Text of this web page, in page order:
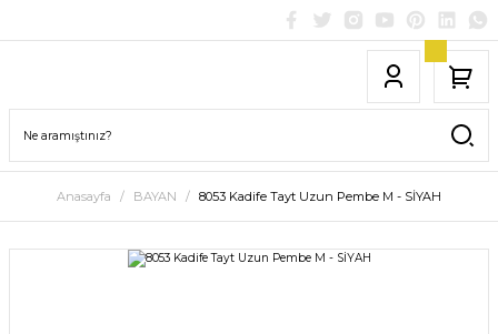
Anasayfa BAYAN 8053 Kadife Tayt Uzun Pembe M - SİYAH